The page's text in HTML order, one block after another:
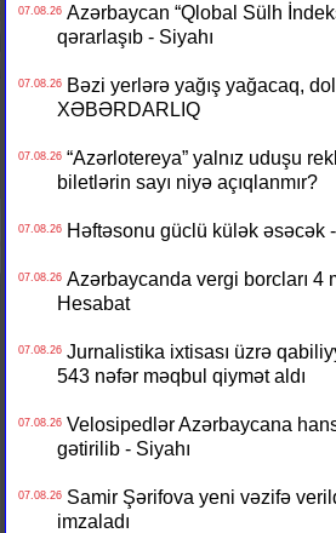
07.08.26Azərbaycan “Qlobal Sülh
qərarlaşıb - Siyahı
07.08.26Bəzi yerlərə yağış yağacaq,
XƏBƏRDARLIQ
07.08.26“Azərlotereya” yalnız uduşu
biletlərin sayı niyə açıqlanmır?
07.08.26Həftəsonu güclü külək əsəcək
07.08.26Azərbaycanda vergi borcları 4
Hesabat
07.08.26Jurnalistika ixtisası üzrə
543 nəfər məqbul qiymət aldı
07.08.26Velosipedlər Azərbaycana
gətirilib - Siyahı
07.08.26Samir Şərifova yeni vəzifə
imzaladı